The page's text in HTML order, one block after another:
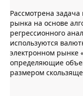
Рассмотрена
рынка на основе
регрессионного
используются
электронном рынке
определяющие
размером